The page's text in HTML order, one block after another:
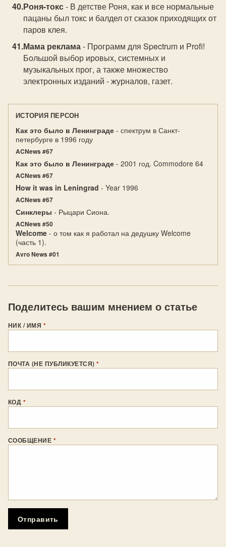
Роня-токс- В детстве Роня, как и все нормальные
пацаны был токс и балдел от сказок приходящих от
паров клея.
Мама реклама- Программ для Spectrum и Profi!
Большой выбор ировых, системных и
музыкальных прог, а также множество
электронных изданий - журналов, газет.
ИСТОРИЯ ПЕРСОН
Как это было в Ленинграде - спектрум в Санкт-
петербурге в 1996 году
ACNews #67
Как это было в Ленинграде - 2001 год. Commodore 64
ACNews #67
How it was in Leningrad - Year 1996
ACNews #67
Синклеры - Рыцари Сиона.
ACNews #50
Welcome - о том как я работал на дедушку Welcome
(часть 1).
Avro News #01
Поделитесь вашим мнением о статье
НИК / ИМЯ *
ПОЧТА (НЕ ПУБЛИКУЕТСЯ)*
КОД *
СООБЩЕНИЕ *
Отправить